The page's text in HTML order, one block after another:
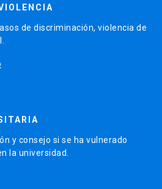
de discriminación, violencia de
y consejo si se ha vulnerado
la universidad.